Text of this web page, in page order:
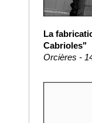
La
Cabrioles"
Orcières -